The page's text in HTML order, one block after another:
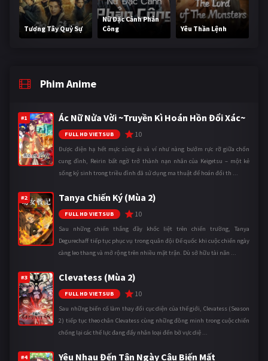
Tương Tây Quỷ Sự
Nữ Đặc Cảnh Phản
Công
Yêu Thần Lệnh
Phim Anime
#1 Ác Nữ Nửa Vời ~Truyền Kì Hoán Hồn Đổi Xác~
FULL HD VIETSUB 10
Được điện hạ hết mực sủng ái và ví như nàng bướm rực rỡ giữa chốn
cung đình, Reirin bất ngờ trở thành nạn nhân của Keigetsu – một kẻ
sống ký sinh trong triều đình đã sử dụng ma thuật để hoán đổi th ...
#2 Tanya Chiến Ký (Mùa 2)
FULL HD VIETSUB 10
Sau những chiến thắng đầy khốc liệt trên chiến trường, Tanya
Degurechaff tiếp tục phục vụ trong quân đội Đế quốc khi cuộc chiến ngày
càng leo thang và mở rộng trên nhiều mặt trận. Dù sở hữu tài năn ...
#3 Clevatess (Mùa 2)
FULL HD VIETSUB 10
Sau những biến cố làm thay đổi cục diện của thế giới, Clevatess (Season
2) tiếp tục theo chân Clevatess cùng những đồng minh trong cuộc chiến
chống lại các thế lực đang đẩy nhân loại đến bờ vực diệ ...
#4 Yêu Nhau Đến Tận Ngày Cậu Biến Mất